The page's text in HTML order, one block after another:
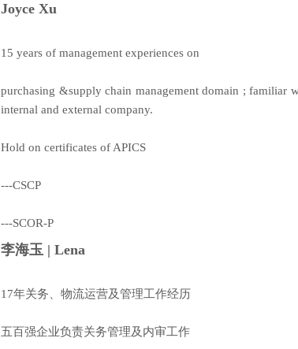
Joyce Xu
15 years of management experiences on
purchasing &supply chain management domain ; familiar
internal and external company.
Hold on certificates of APICS
---CSCP
---SCOR-P
李海玉 | Lena
17年关务、物流运营及管理工作经历
五百强企业负责关务管理及内审工作